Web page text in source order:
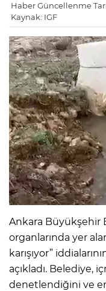
Haber Güncellenme
Kaynak: IGF
Ankara Büyükşehir
organlarında yer
karışıyor”
açıkladı. Belediye,
denetlendiğini ve